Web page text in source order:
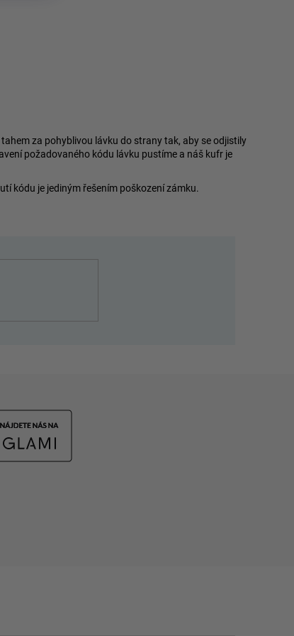
za pohyblivou lávku do strany tak, aby se odjistily
požadovaného kódu lávku pustíme a náš kufr je
kódu je jediným řešením poškození zámku.